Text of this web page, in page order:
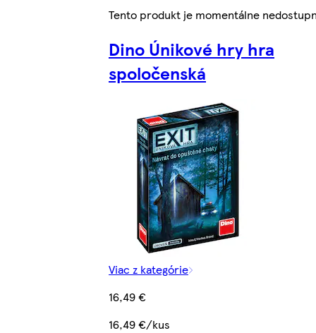
Tento produkt je momentálne
Dino Únikové hry hra
spoločenská
Viac z kategórie
16,49 €
16,49 €/kus